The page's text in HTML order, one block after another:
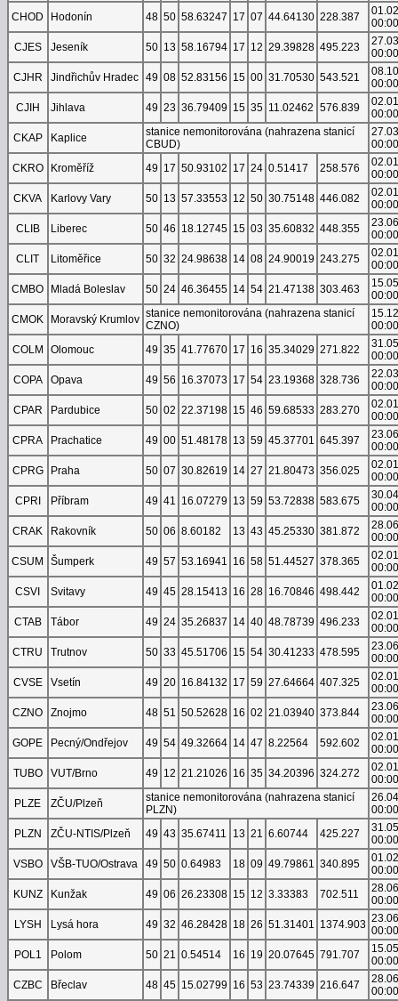
CHOD
Hodonín 48 50 58.63247 17 07 44.64130 228.387
00:00
CJES
Jeseník 50 13 58.16794 17 12 29.39828 495.223
00:00
CJHR
Jindřichův Hradec 49 08 52.83156 15 00 31.70530 543.521
00:00
CJIH
Jihlava 49 23 36.79409 15 35 11.02462 576.839
00:00
CKAP
Kaplice
stanice nemonitorována (nahrazena stanicí
CBUD)
00:00
CKRO
Kroměříž 49 17 50.93102 17 24 0.51417 258.576
00:00
CKVA
Karlovy Vary 50 13 57.33553 12 50 30.75148 446.082
00:00
CLIB
Liberec 50 46 18.12745 15 03 35.60832 448.355
00:00
CLIT
Litoměřice 50 32 24.98638 14 08 24.90019 243.275
00:00
CMBO
Mladá Boleslav 50 24 46.36455 14 54 21.47138 303.463
00:00
CMOK
Moravský Krumlov stanice nemonitorována (nahrazena stanicí
CZNO)
00:00
COLM
Olomouc 49 35 41.77670 17 16 35.34029 271.822
00:00
COPA
Opava 49 56 16.37073 17 54 23.19368 328.736
00:00
CPAR
Pardubice 50 02 22.37198 15 46 59.68533 283.270
00:00
CPRA
Prachatice 49 00 51.48178 13 59 45.37701 645.397
00:00
CPRG
Praha 50 07 30.82619 14 27 21.80473 356.025
00:00
CPRI
Příbram 49 41 16.07279 13 59 53.72838 583.675
00:00
CRAK
Rakovník 50 06 8.60182 13 43 45.25330 381.872
00:00
CSUM
Šumperk 49 57 53.16941 16 58 51.44527 378.365
00:00
CSVI
Svitavy 49 45 28.15413 16 28 16.70846 498.442
00:00
CTAB
Tábor 49 24 35.26837 14 40 48.78739 496.233
00:00
CTRU
Trutnov 50 33 45.51706 15 54 30.41233 478.595
00:00
CVSE
Vsetín 49 20 16.84132 17 59 27.64664 407.325
00:00
CZNO
Znojmo 48 51 50.52628 16 02 21.03940 373.844
00:00
GOPE
Pecný/Ondřejov 49 54 49.32664 14 47 8.22564 592.602
00:00
TUBO
VUT/Brno 49 12 21.21026 16 35 34.20396 324.272
00:00
PLZE
ZČU/Plzeň
stanice nemonitorována (nahrazena stanicí
PLZN)
00:00
PLZN
ZČU-NTIS/Plzeň 49 43 35.67411 13 21 6.60744 425.227
00:00
VSBO
VŠB-TUO/Ostrava 49 50 0.64983 18 09 49.79861 340.895
00:00
KUNZ
Kunžak 49 06 26.23308 15 12 3.33383 702.511
00:00
LYSH
Lysá hora 49 32 46.28428 18 26 51.31401 1374.903 00:00
POL1
Polom 50 21 0.54514 16 19 20.07645 791.707
00:00
CZBC
Břeclav 48 45 15.02799 16 53 23.74339 216.647
00:00